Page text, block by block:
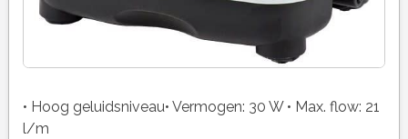
• Hoog geluidsniveau• Vermogen: 30 W • Max. flow: 21
l/m